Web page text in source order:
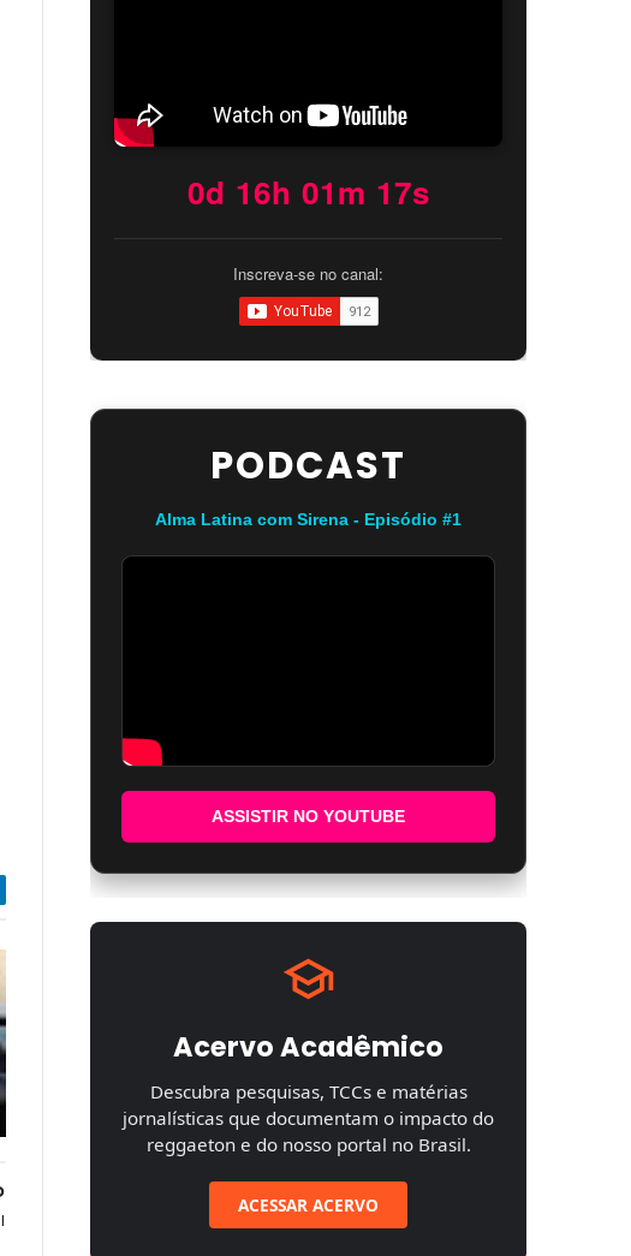
0d 16h 01m 16s
Inscreva-se no canal:
PODCAST
Alma Latina com Sirena - Episódio #1
ASSISTIR NO YOUTUBE
Acervo Acadêmico
Descubra pesquisas, TCCs e matérias
jornalísticas que documentam o impacto do
reggaeton e do nosso portal no Brasil.
ACESSAR ACERVO